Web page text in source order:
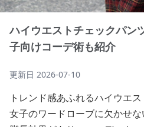
ハイウエストチェックパン
子向けコーデ術も紹介
更新日 2026-07-10
トレンド感あふれるハイウエ
女子のワードローブに欠かせな